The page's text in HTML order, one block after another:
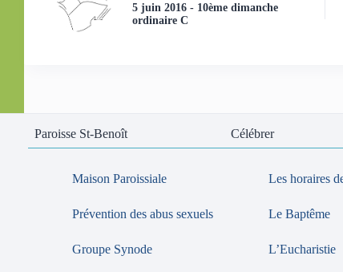
5 juin 2016 - 10ème dimanche
ordinaire C
Paroisse St-Benoît
Maison Paroissiale
Prévention des abus sexuels
Groupe Synode
Célébrer
Les horaires
Le Baptême
L’Eucharistie